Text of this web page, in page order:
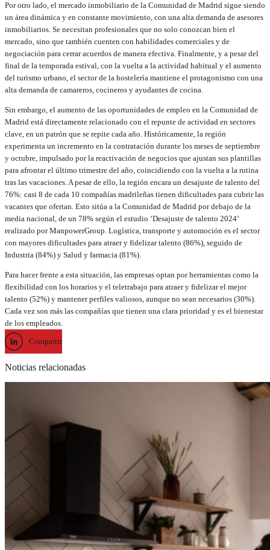
Por otro lado, el mercado inmobiliario de la Comunidad de Madrid sigue siendo
un área dinámica y en constante movimiento, con una alta demanda de asesores
inmobiliarios. Se necesitan profesionales que no solo conozcan bien el
mercado, sino que también cuenten con habilidades comerciales y de
negociación para cerrar acuerdos de manera efectiva. Finalmente, y a pesar del
final de la temporada estival, con la vuelta a la actividad habitual y el aumento
del turismo urbano, el sector de la hostelería mantiene el protagonismo con una
alta demanda de camareros, cocineros y ayudantes de cocina.
Sin embargo, el aumento de las oportunidades de empleo en la Comunidad de
Madrid está directamente relacionado con el repunte de actividad en sectores
clave, en un patrón que se repite cada año. Históricamente, la región
experimenta un incremento en la contratación durante los meses de septiembre
y octubre, impulsado por la reactivación de negocios que ajustan sus plantillas
para afrontar el último trimestre del año, coincidiendo con la vuelta a la rutina
tras las vacaciones. A pesar de ello, la región encara un desajuste de talento del
76%: casi 8 de cada 10 compañías madrileñas tienen dificultades para cubrir las
vacantes que ofertan. Esto sitúa a la Comunidad de Madrid por debajo de la
media nacional, de un 78% según el estudio ‘Desajuste de talento 2024’
realizado por ManpowerGroup. Logística, transporte y automoción es el sector
con mayores dificultades para atraer y fidelizar talento (86%), seguido de
Industria (84%) y Salud y farmacia (81%).
Para hacer frente a esta situación, las empresas optan por herramientas como la
flexibilidad con los horarios y el teletrabajo para atraer y fidelizar el mejor
talento (52%) y mantener perfiles valiosos, aunque no sean necesarios (30%).
Cada vez son más las compañías que tienen una clara prioridad y es el bienestar
de los empleados.
Compartir
Noticias relacionadas